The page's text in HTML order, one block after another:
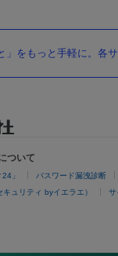
」をもっと手軽に。各
ついて
」 パスワード漏洩診断
ュリティ byイエラエ） サ